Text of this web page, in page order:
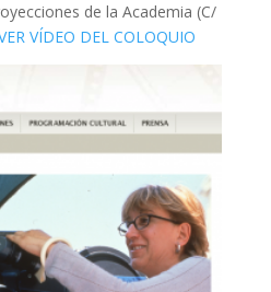
de la Academia (C/
VÍDEO DEL COLOQUIO